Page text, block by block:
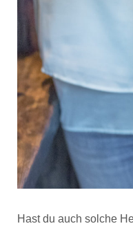
Hast du auch solche